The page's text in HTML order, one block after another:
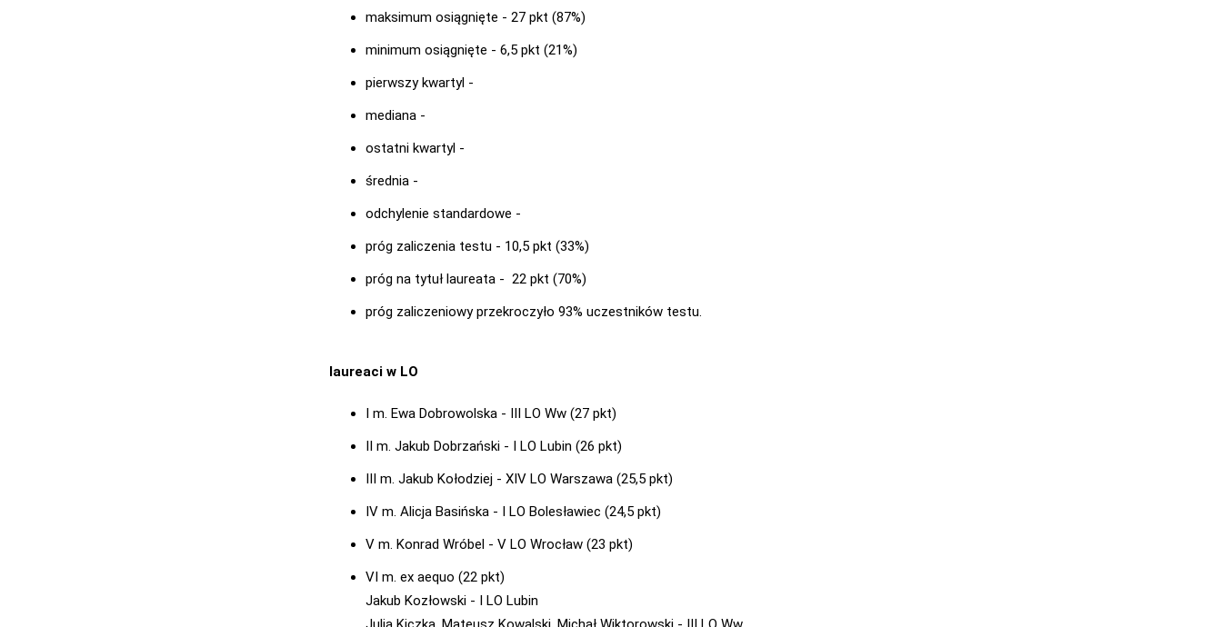
maksimum osiągnięte - 27 pkt (87%)
minimum osiągnięte - 6,5 pkt (21%)
pierwszy kwartyl -
mediana -
ostatni kwartyl -
średnia -
odchylenie standardowe -
próg zaliczenia testu - 10,5 pkt (33%)
próg na tytuł laureata - 22 pkt (70%)
próg zaliczeniowy przekroczyło 93% uczestników testu.
laureaci w LO
I m. Ewa Dobrowolska - III LO Ww (27 pkt)
II m. Jakub Dobrzański - I LO Lubin (26 pkt)
III m. Jakub Kołodziej - XIV LO Warszawa (25,5 pkt)
IV m. Alicja Basińska - I LO Bolesławiec (24,5 pkt)
V m. Konrad Wróbel - V LO Wrocław (23 pkt)
VI m. ex aequo (22 pkt)
Jakub Kozłowski - I LO Lubin